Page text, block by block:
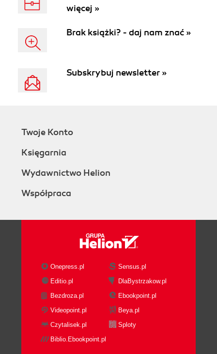
więcej »
Brak książki? - daj nam znać »
Subskrybuj newsletter »
Twoje Konto
Księgarnia
Wydawnictwo Helion
Współpraca
Onepress.pl
Sensus.pl
Editio.pl
DlaBystrzakow.pl
Bezdroza.pl
Ebookpoint.pl
Videopoint.pl
Beya.pl
Czytalisek.pl
Sploty
Biblio.Ebookpoint.pl